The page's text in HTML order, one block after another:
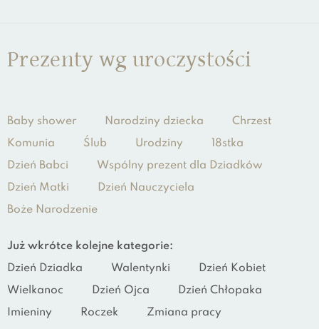
Prezenty wg uroczystości
Baby shower Narodziny dziecka
Chrzest
Komunia
Ślub Urodziny
18stka
Dzień Babci
Wspólny prezent dla Dziadków
Dzień Matki
Dzień Nauczyciela
Boże Narodzenie
Już wkrótce kolejne kategorie:
Dzień Dziadka
Walentynki
Dzień Kobiet
Wielkanoc
Dzień Ojca
Dzień Chłopaka
Imieniny
Roczek
Zmiana pracy